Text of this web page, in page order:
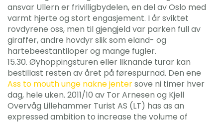
ansvar Ullern er frivilligbydelen, en del av Oslo med
varmt hjerte og stort engasjement. I år sviktet
rovdyrene oss, men til gjengjeld var parken full av
giraffer, andre hovdyr slik som eland- og
hartebeestantiloper og mange fugler.
15.30. Øyhoppingsturen eller liknande turar kan
bestillast resten av året på førespurnad. Den ene
Ass to mouth unge nakne jentersove ni timer hver
dag, hele uken. 2011/10 av Tor Arnesen og Kjell
Overvåg Lillehammer Turist AS (LT) has as an
expressed ambition to increase the volume of